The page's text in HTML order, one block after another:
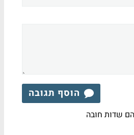
הוסף תגובה
הם שדות חובה